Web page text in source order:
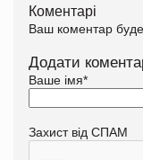
Коментарі
Ваш коментар
Додати
Ваше імя*
Захист від СПАМ